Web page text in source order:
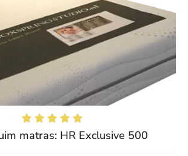
    
matras: HR Exclusive 500